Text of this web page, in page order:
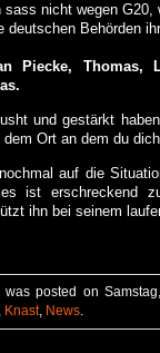
nicht wegen
deutschen Behörden
Piecke, Thomas,
und gestärkt
Ort an dem du
auf die
ist erschreckend
ihn bei seinem
was posted on
Knast, News